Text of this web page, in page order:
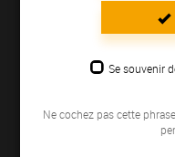
Se souvenir
Ne cochez pas cette